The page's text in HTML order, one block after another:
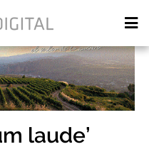
laude’